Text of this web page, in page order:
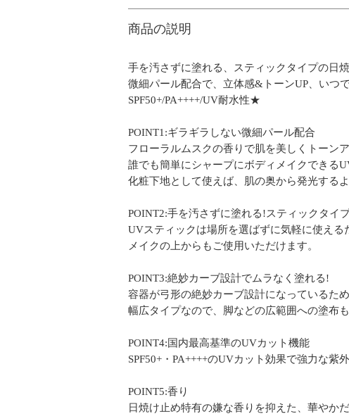
商品の説明
手を汚さずに塗れる、スティックタイプの日
微細パール配合で、立体感&トーンUP、いつ
SPF50+/PA++++/UV耐水性★
POINT1:ギラギラしない微細パール配合
フローラルムスクの香りで肌を美しくトーン
誰でも簡単にシャープにボディメイクできる
化粧下地として使えば、肌の奥から発光する
POINT2:手を汚さずに塗れる!スティックタイ
UVスティックは場所を選ばずに気軽に使える
メイクの上からもご使用いただけます。
POINT3:絶妙カーブ設計でムラなく塗れる!
容器が弓形の絶妙カーブ設計になっているた
幅広タイプなので、脚などの広範囲への塗布も
POINT4:国内最高基準のUVカット機能
SPF50+・PA++++のUVカット効果で強力な紫
POINT5:香り
日焼け止め特有の嫌な香りを抑えた、華やか